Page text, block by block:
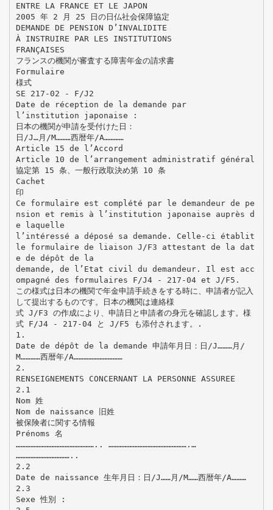
ENTRE LA FRANCE ET LE JAPON
2005 年 2 月 25 日の日仏社会保障協定
DEMANDE DE PENSION D’INVALIDITE
À INSTRUIRE PAR LES INSTITUTIONS
FRANÇAISES
フランスの機関が審査する障害年金の請求書
Formulaire
様式
SE 217-02 - F/J2
Date de réception de la demande par
l’institution japonaise :
日本の機関が申請を受付けた日：
日/J…月/M………西暦年/A…………
Article 15 de l’Accord
Article 10 de l’arrangement administratif général
協定第 15 条、一般行政取決め第 10 条
Cachet
印
Ce formulaire est complété par le demandeur de pe
nsion et remis à l’institution japonaise auprès d
e laquelle
l’intéressé a déposé sa demande. Celle-ci établit
le formulaire de liaison J/F3 attestant de la dat
e de dépôt de la
demande, de l’Etat civil du demandeur. Il est acc
ompagné des formulaires F/J4 - 217-04 et J/F5.
この様式は日本の機関で年金申請手続きをする時に、申請者が記入
して提出するものです。日本の機関は連絡様
式 J/F3 の作成により、申請日と申請者の身元を確認します。様
式 F/J4 - 217-04 と J/F5 も添付されます。.
1.
Date de dépôt de la demande 申請年月日：日/J………月/
M…………西暦年/A…………………………
2.
RENSEIGNEMENTS CONCERNANT LA PERSONNE ASSUREE
2.1
Nom 姓
Nom de naissance 旧姓
被保険者に関する情報
Prénoms 名
………………………………………….. ………………………………………….…
……………………………..
2.2
Date de naissance 生年月日：日/J……月/M……西暦年/A………
2.3
Sexe 性別 :